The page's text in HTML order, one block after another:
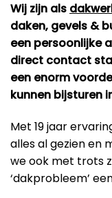
Wij zijn als
daken, gevels &
een persoonlijke
direct contact
een enorm
kunnen bijsturen
Met 19 jaar
alles al gezien en
we ook met trots
‘dakprobleem’